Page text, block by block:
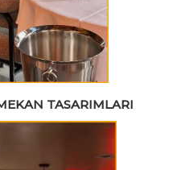
TASARIMLARI